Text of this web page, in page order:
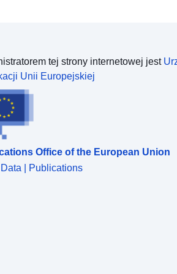
tej strony internetowej jest
Unii Europejskiej
Office of the European Union
Data | Publications